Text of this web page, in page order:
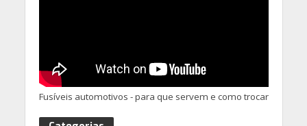
Fusíveis automotivos - para que servem e como trocar